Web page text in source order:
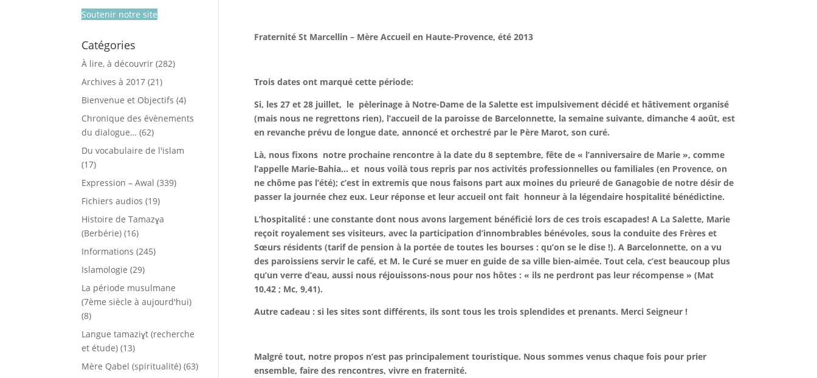
Fraternité St Marcellin – Mère Accueil en Haute-Provence, été 2013
Trois dates ont marqué cette période:
Si, les 27 et 28 juillet, le pèlerinage à Notre-Dame de la Salette est impulsivement décidé et hâtivement organisé
(mais nous ne regrettons rien), l’accueil de la paroisse de Barcelonnette, la semaine suivante, dimanche 4 août, est
en revanche prévu de longue date, annoncé et orchestré par le Père Marot, son curé.
Là, nous fixons notre prochaine rencontre à la date du 8 septembre, fête de « l’anniversaire de Marie », comme
l’appelle Marie-Bahia… et nous voilà tous repris par nos activités professionnelles ou familiales (en Provence, on
ne chôme pas l’été); c’est in extremis que nous faisons part aux moines du prieuré de Ganagobie de notre désir de
passer la journée chez eux. Leur réponse et leur accueil ont fait honneur à la légendaire hospitalité bénédictine.
L’hospitalité : une constante dont nous avons largement bénéficié lors de ces trois escapades! A La Salette, Marie
reçoit royalement ses visiteurs, avec la participation d’innombrables bénévoles, sous la conduite des Frères et
Sœurs résidents (tarif de pension à la portée de toutes les bourses : qu’on se le dise !). A Barcelonnette, on a vu
des paroissiens servir le café, et M. le Curé se muer en guide de sa ville bien-aimée. Tout cela, c’est beaucoup plus
qu’un verre d’eau, aussi nous réjouissons-nous pour nos hôtes : « ils ne perdront pas leur récompense » (Mat
10,42 ; Mc, 9,41).
Autre cadeau : si les sites sont différents, ils sont tous les trois splendides et prenants. Merci Seigneur !
Malgré tout, notre propos n’est pas principalement touristique. Nous sommes venus chaque fois pour prier
ensemble, faire des rencontres, vivre en fraternité.
Soutenir notre site
Catégories
À lire, à découvrir (282)
Archives à 2017 (21)
Bienvenue et Objectifs (4)
Chronique des évènements
du dialogue… (62)
Du vocabulaire de l'islam
(17)
Expression – Awal (339)
Fichiers audios (19)
Histoire de Tamazɣa
(Berbérie) (16)
Informations (245)
Islamologie (29)
La période musulmane
(7ème siècle à aujourd'hui)
(8)
Langue tamaziɣt (recherche
et étude) (13)
Mère Qabel (spiritualité) (63)